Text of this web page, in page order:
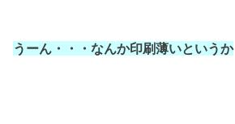
うーん・・・なんか印刷薄いというか